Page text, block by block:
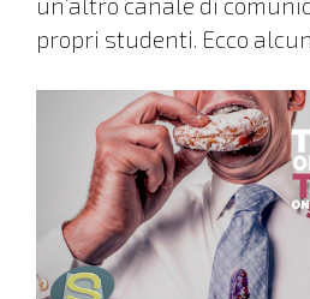
propri studenti. Ecco